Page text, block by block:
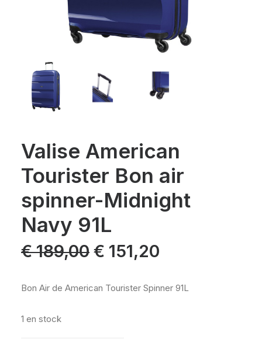
Valise American
Tourister Bon air
spinner-Midnight
Navy 91L
€189,00 Le
prix
initial
€ 189,00.
€ 151,20
€ 151,20.
Bon Air de American Tourister Spinner 91L
1 en stock